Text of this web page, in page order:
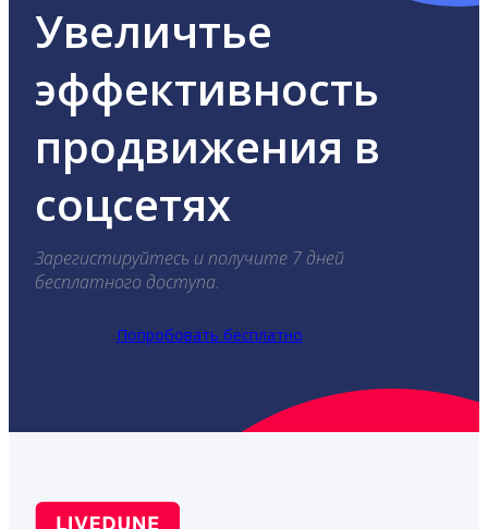
Увеличтье
эффективность
продвижения в
соцсетях
Зарегистируйтесь и получите 7 дней
бесплатного доступа.
Попробовать бесплатно